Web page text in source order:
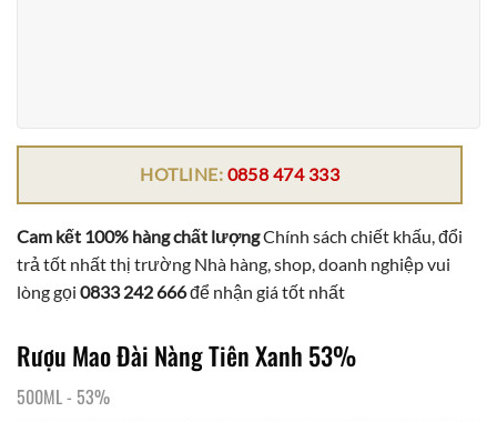
HOTLINE: 0858 474 333
Cam kết 100% hàng chất lượngChính sách chiết khấu, đổi
trả tốt nhất thị trường Nhà hàng, shop, doanh nghiệp vui
lòng gọi 0833 242 666để nhận giá tốt nhất
Rượu Mao Đài Nàng Tiên Xanh 53%
500ML- 53%